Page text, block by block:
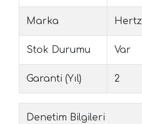
Marka Hertz
Stok Durumu Var
Garanti (Yıl) 2
Denetim Bilgileri